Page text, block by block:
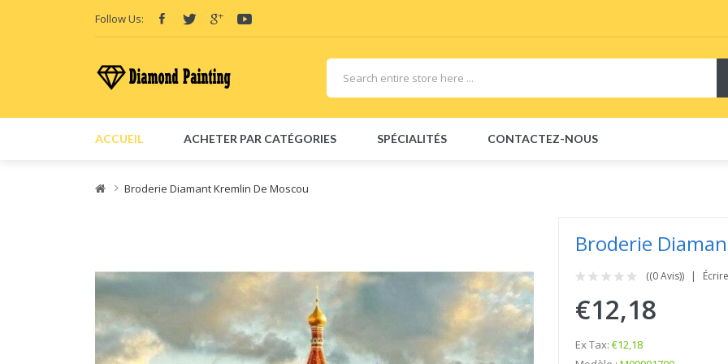
Follow Us:
ACCUEIL ACHETER PAR CATÉGORIES SPÉCIALITÉS CONTACTEZ-NOUS
Broderie Diamant Kremlin De Moscou
Broderie
((0 Avis))
€12,18
Ex Tax: €12,18